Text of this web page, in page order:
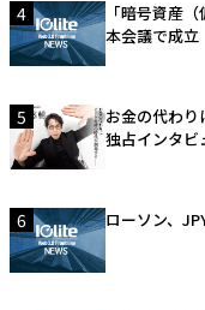
4
「暗号資産
本会議で成
5
お金の代わ
独占インタビ
6 ローソン、